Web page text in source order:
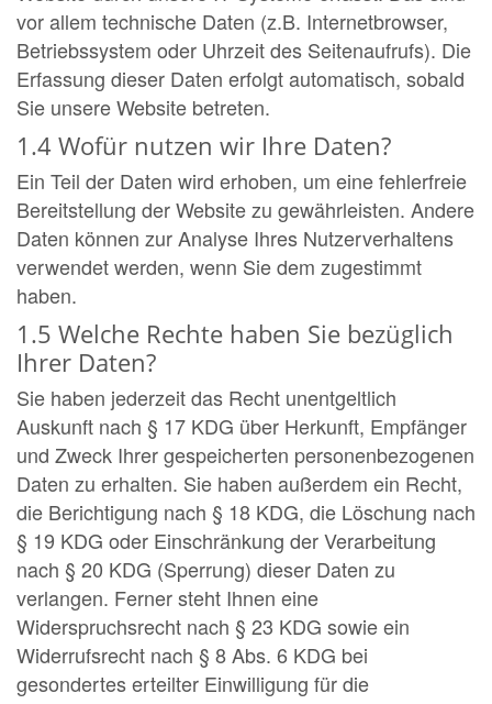
vor allem technische Daten (z.B. Internetbrowser,
Betriebssystem oder Uhrzeit des Seitenaufrufs). Die
Erfassung dieser Daten erfolgt automatisch, sobald
Sie unsere Website betreten.
1.4 Wofür nutzen wir Ihre Daten?
Ein Teil der Daten wird erhoben, um eine fehlerfreie
Bereitstellung der Website zu gewährleisten. Andere
Daten können zur Analyse Ihres Nutzerverhaltens
verwendet werden, wenn Sie dem zugestimmt
haben.
1.5 Welche Rechte haben Sie bezüglich
Ihrer Daten?
Sie haben jederzeit das Recht unentgeltlich
Auskunft nach § 17 KDG über Herkunft, Empfänger
und Zweck Ihrer gespeicherten personenbezogenen
Daten zu erhalten. Sie haben außerdem ein Recht,
die Berichtigung nach § 18 KDG, die Löschung nach
§ 19 KDG oder Einschränkung der Verarbeitung
nach § 20 KDG (Sperrung) dieser Daten zu
verlangen. Ferner steht Ihnen eine
Widerspruchsrecht nach § 23 KDG sowie ein
Widerrufsrecht nach § 8 Abs. 6 KDG bei
gesondertes erteilter Einwilligung für die